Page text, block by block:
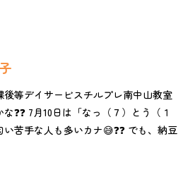
等デイサービスチルプレ南中山教室
❓❓ 7月10日は「なっ（７）とう（１
苦手な人も多いカナ😅❓❓ でも、納豆